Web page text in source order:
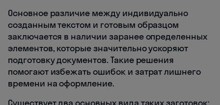
Основное различие между индивидуально
созданным текстом и готовым образцом
заключается в наличии заранее определенных
элементов, которые значительно ускоряют
подготовку документов. Такие решения
помогают избежать ошибок и затрат лишнего
времени на оформление.